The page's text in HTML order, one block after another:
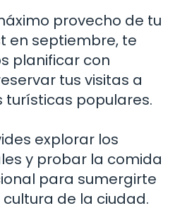
provecho de tu
en septiembre, te
planificar con
tus visitas a
turísticas populares.
explorar los
y probar la comida
para sumergirte
de la ciudad.